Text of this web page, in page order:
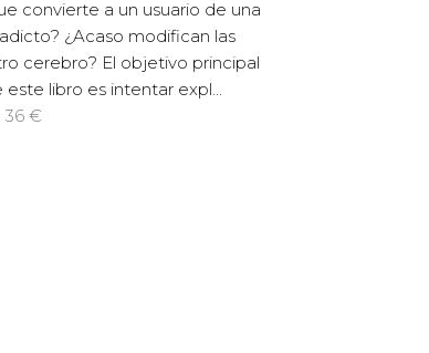
convierte a un usuario de una
¿Acaso modifican las
cerebro? El objetivo principal
este libro es intentar expl...
36 €